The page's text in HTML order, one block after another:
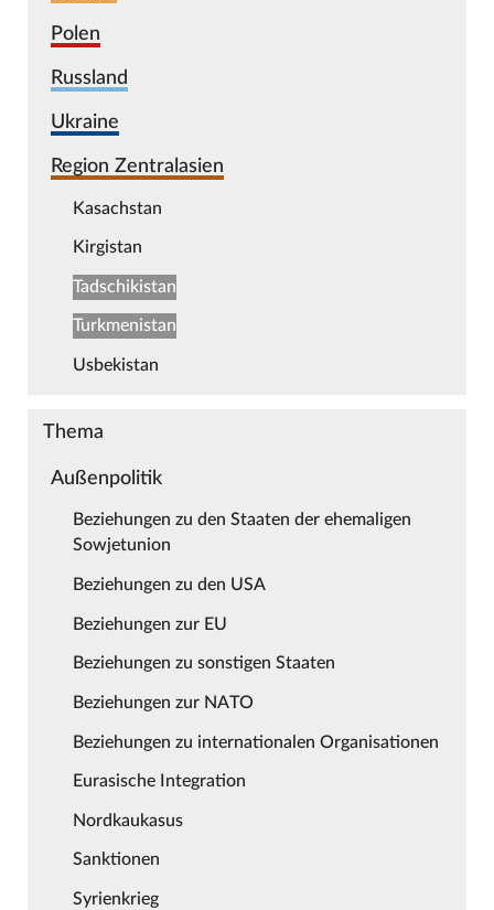
Polen
Russland
Ukraine
Region Zentralasien
Kasachstan
Kirgistan
Tadschikistan
Turkmenistan
Usbekistan
Thema
Außenpolitik
Beziehungen zu den Staaten der ehemaligen
Sowjetunion
Beziehungen zu den USA
Beziehungen zur EU
Beziehungen zu sonstigen Staaten
Beziehungen zur NATO
Beziehungen zu internationalen Organisationen
Eurasische Integration
Nordkaukasus
Sanktionen
Syrienkrieg